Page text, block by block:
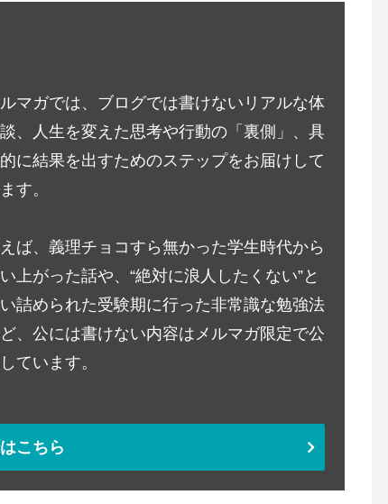
ルマガでは、ブログでは書けないリアルな体
、人生を変えた思考や行動の「裏側」、具
に結果を出すためのステップをお届けして
す。
ば、義理チョコすら無かった学生時代から
上がった話や、“絶対に浪人したくない”と
詰められた受験期に行った非常識な勉強法
、公には書けない内容はメルマガ限定で公
ています。
こちら